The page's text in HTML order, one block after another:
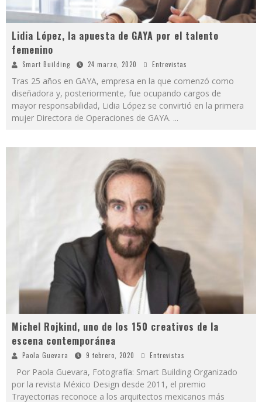
Lidia López, la apuesta de GAYA por el talento
femenino
Smart Building 24 marzo, 2020 Entrevistas
Tras 25 años en GAYA, empresa en la que comenzó como
diseñadora y, posteriormente, fue ocupando cargos de
mayor responsabilidad, Lidia López se convirtió en la primera
mujer Directora de Operaciones de GAYA. ...
Michel Rojkind, uno de los 150 creativos de la
escena contemporánea
Paola Guevara 9 febrero, 2020 Entrevistas
Por Paola Guevara, Fotografía: Smart Building Organizado
por la revista México Design desde 2011, el premio
Trayectorias reconoce a los arquitectos mexicanos más